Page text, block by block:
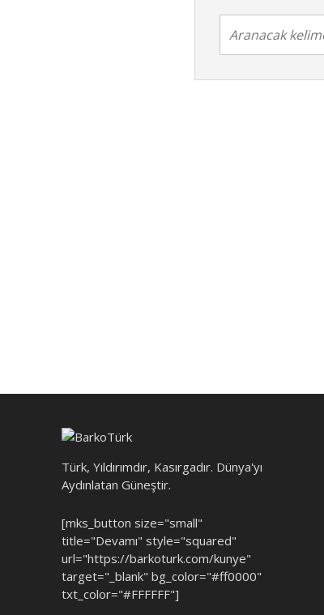
Türk, Yıldırımdır, Kasırgadır. Dünya'yı
Aydınlatan Güneştir.
[mks_button size="small"
title="Devamı" style="squared"
url="https://barkoturk.com/kunye"
target="_blank" bg_color="#ff0000"
txt_color="#FFFFFF"]